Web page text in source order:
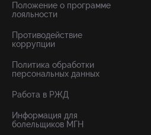
Положение о программе
лояльности
Противодействие
коррупции
Политика обработки
персональных данных
Работа в РЖД
Информация для
болельщиков МГН